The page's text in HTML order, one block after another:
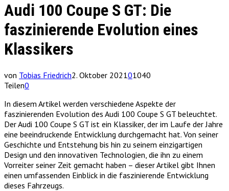
Audi 100 Coupe S GT: Die
faszinierende Evolution eines
Klassikers
von Tobias Friedrich2. Oktober 202101040
Teilen0
In diesem Artikel werden verschiedene Aspekte der
faszinierenden Evolution des Audi 100 Coupe S GT beleuchtet.
Der Audi 100 Coupe S GT ist ein Klassiker, der im Laufe der Jahre
eine beeindruckende Entwicklung durchgemacht hat. Von seiner
Geschichte und Entstehung bis hin zu seinem einzigartigen
Design und den innovativen Technologien, die ihn zu einem
Vorreiter seiner Zeit gemacht haben – dieser Artikel gibt Ihnen
einen umfassenden Einblick in die faszinierende Entwicklung
dieses Fahrzeugs.